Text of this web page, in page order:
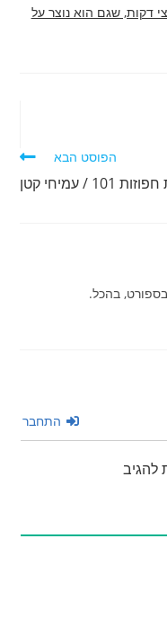
הקישור לפודקאסט של כ-14 וחצי דקות, שגם הוא נוצר על
הפוסט הבא
/ עמיחי קטן
בהכל.
התחבר
להגיב